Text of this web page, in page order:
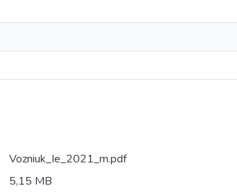
Vozniuk_Ie_2021_m.pdf
5,15 MB